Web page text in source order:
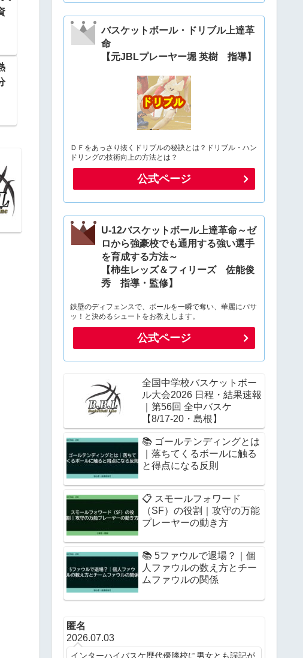
バスケットボール・ドリブル上達革
命
【元JBLプレーヤー堀 英樹 指導】
ＤＦをあっさり抜くドリブルの秘訣とは？ドリブル・ハン
ドリングの技術向上の方法とは？
公式ページ
U-12バスケットボール上達革命～ゼ
ロから強豪校でも通用する強い選手
を育成する方法～
【柿生レッズ＆フィリーズ 佐能俊
秀 指導・監修】
鉄壁のディフェンスで、ボールを一瞬で奪い、華麗にパサ
ッ！と決めるシュートをお教えします。
公式ページ
全国中学校バスケットボー
ル大会2026 日程・結果速報
｜第56回 全中バスケ
【8/17-20・島根】
📚 ゴールテンディングとは
｜落ちてくるボールに触る
と得点になる反則
📋 スモールフォワード
（SF）の役割｜攻守の万能
プレーヤーの動き方
📚 5ファウルで退場？｜個
人ファウルの数え方とチー
ムファウルの関係
匿名
2026.07.03
インターハイバスケ歴代優勝校に男女とも誤記が